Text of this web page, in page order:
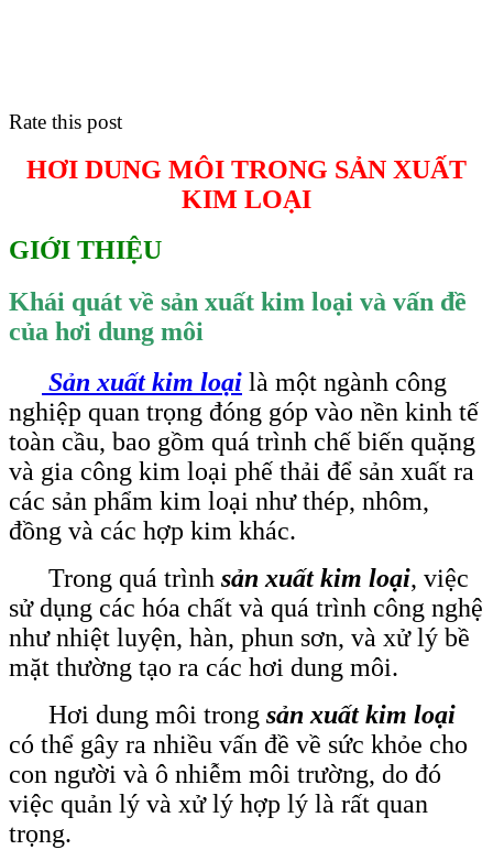
Rate this post
HƠI DUNG MÔI TRONG SẢN XUẤT
KIM LOẠI
GIỚI THIỆU
Khái quát về sản xuất kim loại và vấn đề
của hơi dung môi
Sản xuất kim loại là một ngành công
nghiệp quan trọng đóng góp vào nền kinh tế
toàn cầu, bao gồm quá trình chế biến quặng
và gia công kim loại phế thải để sản xuất ra
các sản phẩm kim loại như thép, nhôm,
đồng và các hợp kim khác.
Trong quá trình sản xuất kim loại, việc
sử dụng các hóa chất và quá trình công nghệ
như nhiệt luyện, hàn, phun sơn, và xử lý bề
mặt thường tạo ra các hơi dung môi.
Hơi dung môi trong sản xuất kim loại
có thể gây ra nhiều vấn đề về sức khỏe cho
con người và ô nhiễm môi trường, do đó
việc quản lý và xử lý hợp lý là rất quan
trọng.